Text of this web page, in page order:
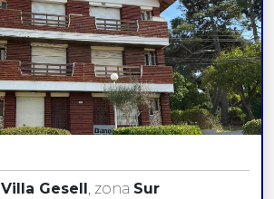
Villa Gesell , zona Sur